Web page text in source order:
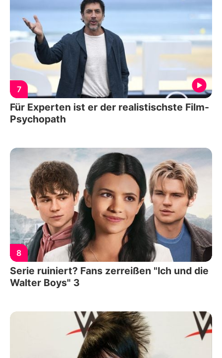
7
Für Experten ist er der realistischste Film-
Psychopath
8
Serie ruiniert? Fans zerreißen "Ich und die
Walter Boys" 3